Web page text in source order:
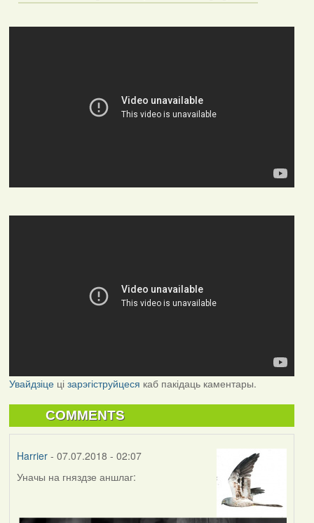
Увайдзіцеці зарэгіструйцеся каб пакідаць каментары.
COMMENTS
Harrier- 07.07.2018 - 02:07
Уначы на гняздзе аншлаг: